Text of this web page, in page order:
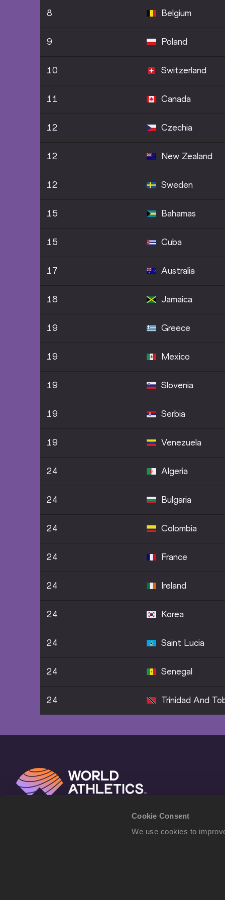
Cookie Consent
We use cookies to
8 Belgium
9 Poland
10 Switzerland
11 Canada
12 Czechia
12 New Zealand
12 Sweden
15 Bahamas
15 Cuba
17 Australia
18 Jamaica
19 Greece
19 Mexico
19 Slovenia
19 Serbia
19 Venezuela
24 Algeria
24 Bulgaria
24 Colombia
24 France
24 Ireland
24 Korea
24 Saint Lucia
24 Senegal
24 Trinidad And